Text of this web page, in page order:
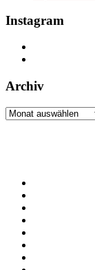
Instagram
Archiv
Archiv